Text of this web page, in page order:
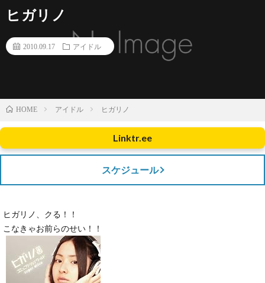
ヒガリノ
2010.09.17 アイドル
HOME アイドル ヒガリノ
Linktr.ee
スケジュール
ヒガリノ、クる！！
こなきゃお前らのせい！！